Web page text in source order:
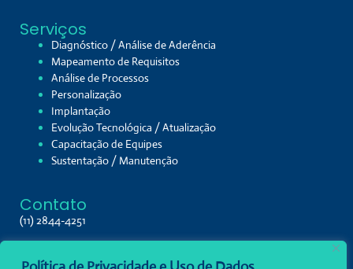
Serviços
Diagnóstico / Análise de Aderência
Mapeamento de Requisitos
Análise de Processos
Personalização
Implantação
Evolução Tecnológica / Atualização
Capacitação de Equipes
Sustentação / Manutenção
Contato
(11) 2844-4251